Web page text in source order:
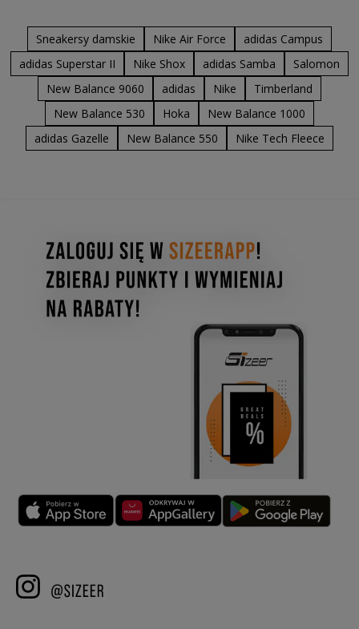
Sneakersy damskie Nike Air Force
adidas Campus
adidas Superstar II
Nike Shox adidas Samba
Salomon
New Balance 9060
adidas Nike
Timberland
New Balance 530
Hoka
New Balance 1000
adidas Gazelle
New Balance 550 Nike Tech Fleece